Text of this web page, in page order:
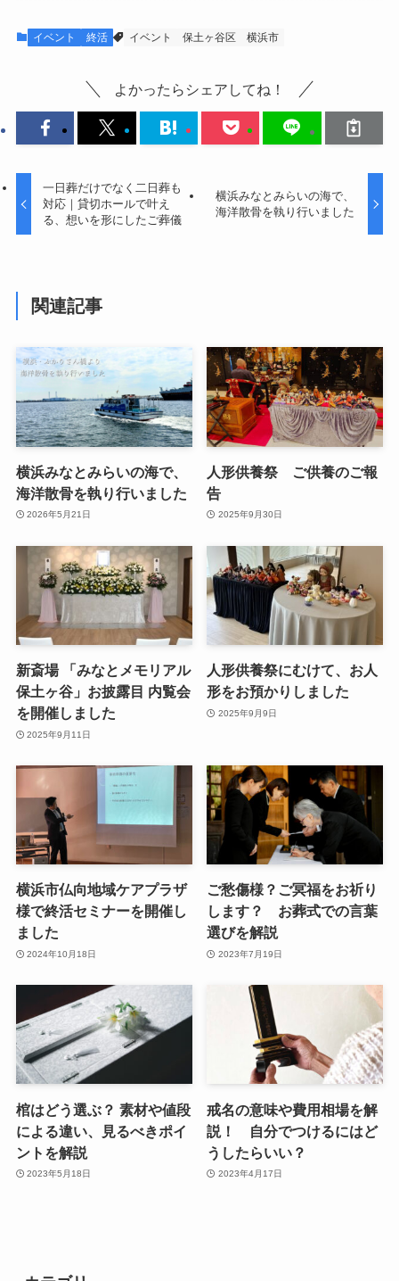
イベント 終活 イベント 保土ヶ谷区 横浜市
よかったらシェアしてね！
一日葬だけでなく二日葬も
対応｜貸切ホールで叶え
る、想いを形にしたご葬儀
横浜みなとみらいの海で、
海洋散骨を執り行いました
関連記事
横浜みなとみらいの海で、
海洋散骨を執り行いました
2026年5月21日
人形供養祭 ご供養のご報
告
2025年9月30日
新斎場 「みなとメモリアル
保土ヶ谷」お披露目 内覧会
を開催しました
2025年9月11日
人形供養祭にむけて、お人
形をお預かりしました
2025年9月9日
横浜市仏向地域ケアプラザ
様で終活セミナーを開催し
ました
2024年10月18日
ご愁傷様？ご冥福をお祈り
します？ お葬式での言葉
選びを解説
2023年7月19日
棺はどう選ぶ？ 素材や値段
による違い、見るべきポイ
ントを解説
2023年5月18日
戒名の意味や費用相場を解
説！ 自分でつけるにはど
うしたらいい？
2023年4月17日